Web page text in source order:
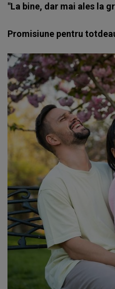
"La bine, dar mai ales la
Promisiune pentru